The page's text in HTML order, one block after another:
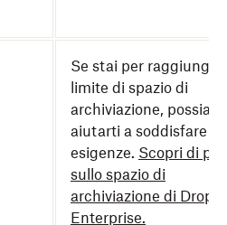
Se stai per
limite di spazio di
archiviazione,
aiutarti a soddisfare le
esigenze. Scopri di più
sullo spazio di
archiviazione di
Enterprise.